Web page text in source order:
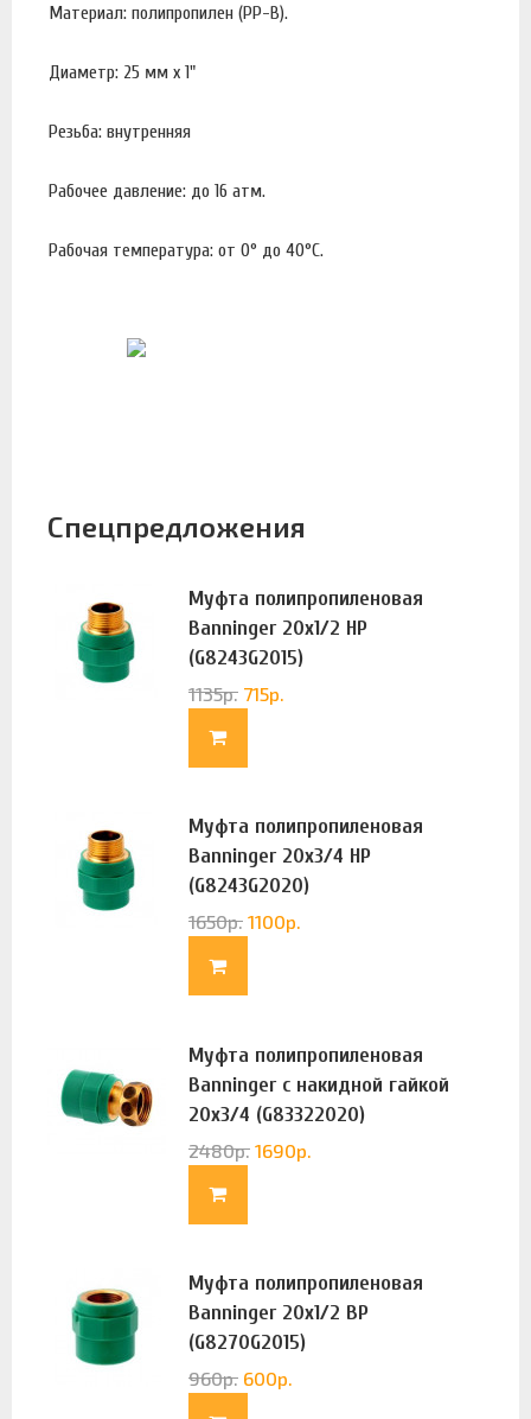
Материал: полипропилен (PP-B).
Диаметр: 25 мм х 1"
Резьба: внутренняя
Рабочее давление: до 16 атм.
Рабочая температура: от 0° до 40°С.
Спецпредложения
Муфта полипропиленовая
Banninger 20х1/2 НР
(G8243G2015)
1135р. 715р.
Муфта полипропиленовая
Banninger 20х3/4 НР
(G8243G2020)
1650р. 1100р.
Муфта полипропиленовая
Banninger с накидной гайкой
20х3/4 (G83322020)
2480р. 1690р.
Муфта полипропиленовая
Banninger 20х1/2 ВР
(G8270G2015)
960р. 600р.